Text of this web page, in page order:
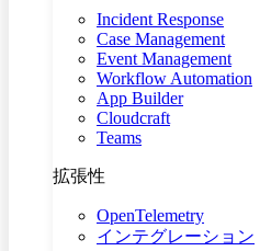
Incident Response
Case Management
Event Management
Workflow Automation
App Builder
Cloudcraft
Teams
拡張性
OpenTelemetry
インテグレーション